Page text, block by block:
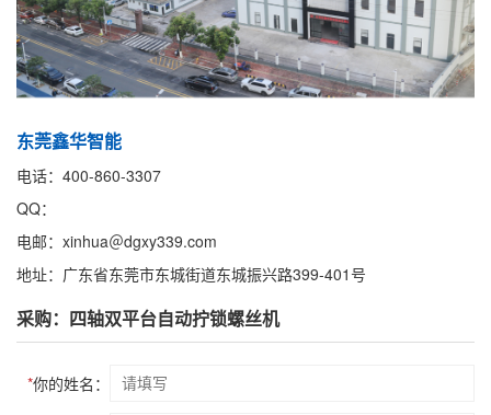
东莞鑫华智能
电话：400-860-3307
QQ：
电邮：xinhua＠dgxy339.com
地址：广东省东莞市东城街道东城振兴路399-401号
采购：四轴双平台自动拧锁螺丝机
*你的姓名：